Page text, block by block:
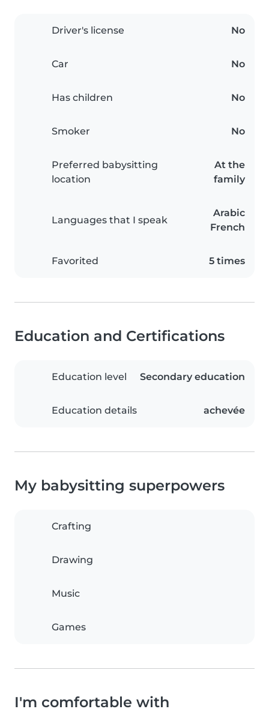
Driver's license No
Car No
Has children No
Smoker No
Preferred babysitting
location
At the
family
Languages that I speak
Arabic
French
Favorited 5 times
Education and Certifications
Education level Secondary education
Education details achevée
My babysitting superpowers
Crafting
Drawing
Music
Games
I'm comfortable with